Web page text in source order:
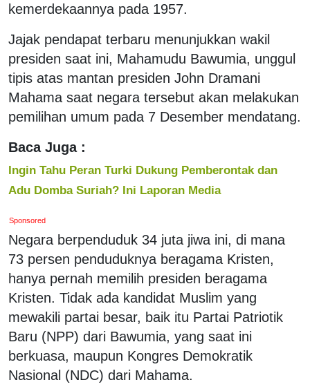
kemerdekaannya pada 1957.
Jajak pendapat terbaru menunjukkan wakil
presiden saat ini, Mahamudu Bawumia, unggul
tipis atas mantan presiden John Dramani
Mahama saat negara tersebut akan melakukan
pemilihan umum pada 7 Desember mendatang.
Baca Juga :
Ingin Tahu Peran Turki Dukung Pemberontak dan
Adu Domba Suriah? Ini Laporan Media
Sponsored
Negara berpenduduk 34 juta jiwa ini, di mana
73 persen penduduknya beragama Kristen,
hanya pernah memilih presiden beragama
Kristen. Tidak ada kandidat Muslim yang
mewakili partai besar, baik itu Partai Patriotik
Baru (NPP) dari Bawumia, yang saat ini
berkuasa, maupun Kongres Demokratik
Nasional (NDC) dari Mahama.